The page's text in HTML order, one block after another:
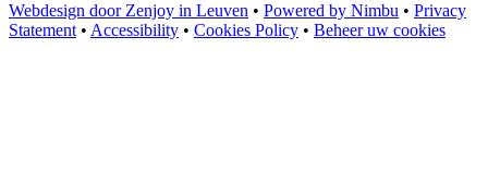
Webdesign door Zenjoy in Leuven • Powered by Nimbu • Privacy
Statement • Accessibility • Cookies Policy • Beheer uw cookies